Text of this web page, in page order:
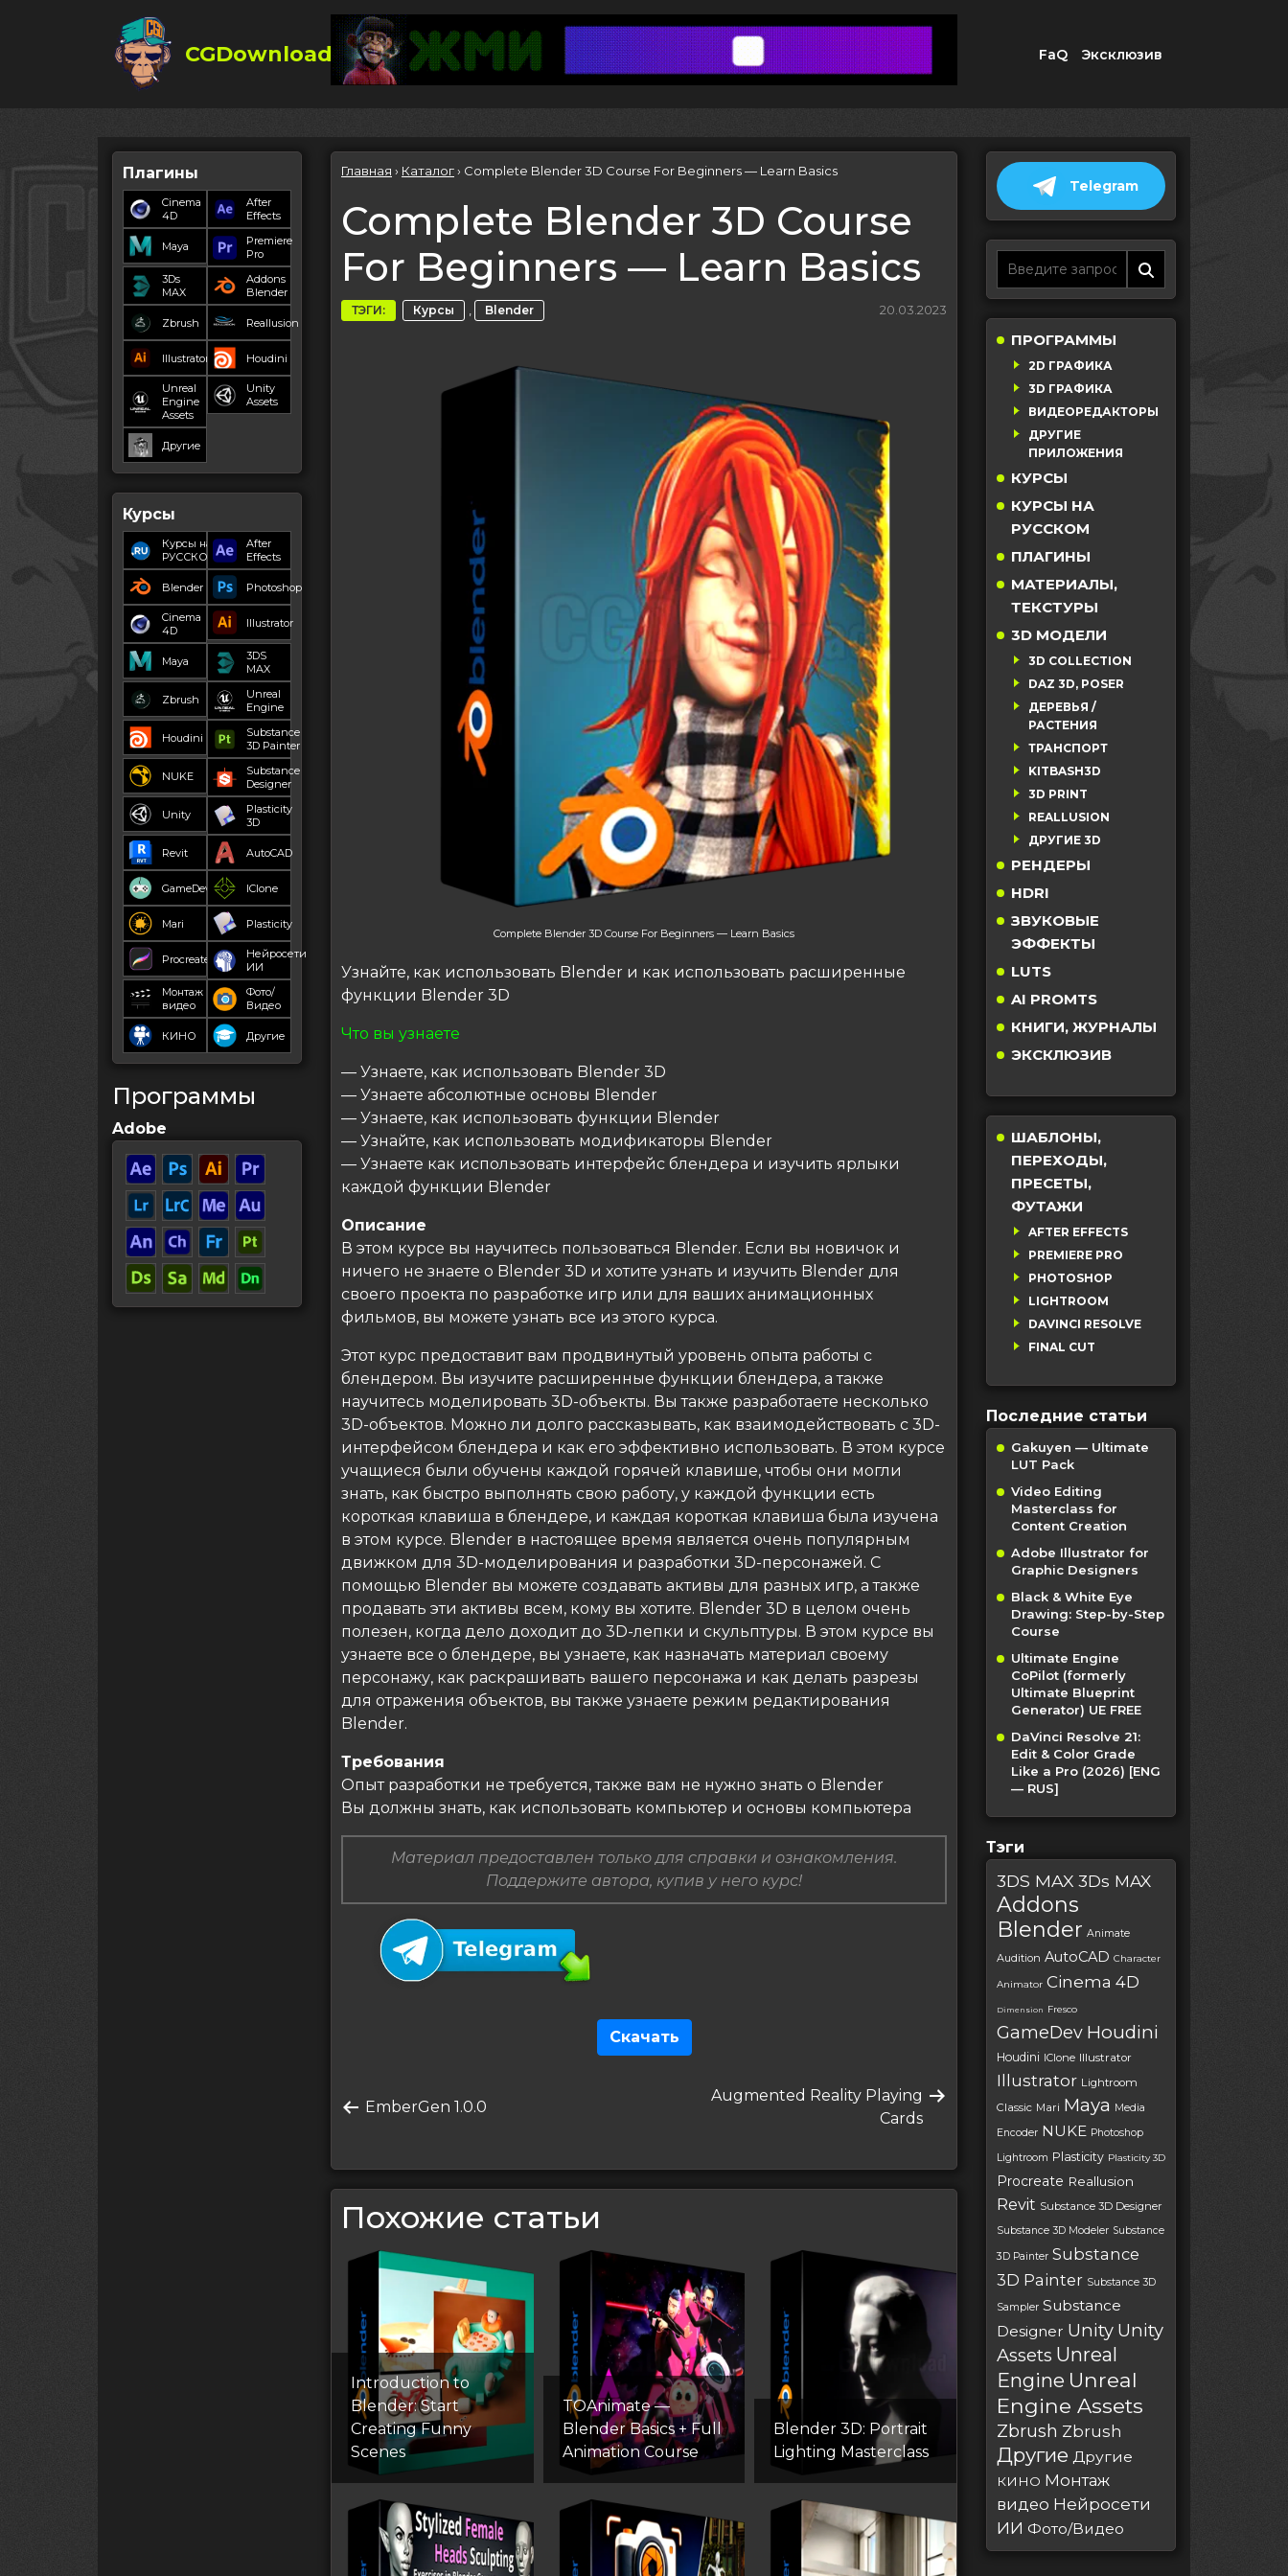
CGDownload FaQ Эксклюзив
Плагины
Cinema
4D
After
Effects
Maya
Premiere
Pro
3Ds
MAX
Addons
Blender
Zbrush Reallusion
Illustrator Houdini
Unreal
Engine
Assets
Unity
Assets
Другие
Курсы
Курсы на
РУССКОМ
After
Effects
Blender Photoshop
Cinema
4D
Illustrator
Maya
3DS
MAX
Zbrush
Unreal
Engine
Houdini
Substance
3D Painter
NUKE
Substance
Designer
Unity
Plasticity
3D
Revit AutoCAD
GameDev IClone
Mari Plasticity
Procreate
Нейросети
ИИ
Монтаж
видео
Фото/
Видео
КИНО Другие
Программы
Adobe
Главная › Каталог› Complete Blender 3D Course For Beginners — Learn Basics
Complete Blender 3D Course
For Beginners — Learn Basics
ТЭГИ: Курсы , Blender 20.03.2023
Complete Blender 3D Course For Beginners — Learn Basics
Узнайте, как использовать Blender и как использовать расширенные
функции Blender 3D
Что вы узнаете
— Узнаете, как использовать Blender 3D
— Узнаете абсолютные основы Blender
— Узнаете, как использовать функции Blender
— Узнайте, как использовать модификаторы Blender
— Узнаете как использовать интерфейс блендера и изучить ярлыки
каждой функции Blender
Описание
В этом курсе вы научитесь пользоваться Blender. Если вы новичок и
ничего не знаете о Blender 3D и хотите узнать и изучить Blender для
своего проекта по разработке игр или для ваших анимационных
фильмов, вы можете узнать все из этого курса.
Этот курс предоставит вам продвинутый уровень опыта работы с
блендером. Вы изучите расширенные функции блендера, а также
научитесь моделировать 3D-объекты. Вы также разработаете несколько
3D-объектов. Можно ли долго рассказывать, как взаимодействовать с 3D-
интерфейсом блендера и как его эффективно использовать. В этом курсе
учащиеся были обучены каждой горячей клавише, чтобы они могли
знать, как быстро выполнять свою работу, у каждой функции есть
короткая клавиша в блендере, и каждая короткая клавиша была изучена
в этом курсе. Blender в настоящее время является очень популярным
движком для 3D-моделирования и разработки 3D-персонажей. С
помощью Blender вы можете создавать активы для разных игр, а также
продавать эти активы всем, кому вы хотите. Blender 3D в целом очень
полезен, когда дело доходит до 3D-лепки и скульптуры. В этом курсе вы
узнаете все о блендере, вы узнаете, как назначать материал своему
персонажу, как раскрашивать вашего персонажа и как делать разрезы
для отражения объектов, вы также узнаете режим редактирования
Blender.
Требования
Опыт разработки не требуется, также вам не нужно знать о Blender
Вы должны знать, как использовать компьютер и основы компьютера
Материал предоставлен только для справки и ознакомления.
Поддержите автора, купив у него курс!
Скачать
поПредыдущая
EmberGen 1.0.0
Следующая
Augmented Reality Playing
Cards
Похожие статьи
Introduction to
Blender: Start
Creating Funny
Scenes
TOAnimate —
Blender Basics + Full
Animation Course
Blender 3D: Portrait
Lighting Masterclass
Telegram
ПРОГРАММЫ
2D ГРАФИКА
3D ГРАФИКА
ВИДЕОРЕДАКТОРЫ
ДРУГИЕ
ПРИЛОЖЕНИЯ
КУРСЫ
КУРСЫ НА
РУССКОМ
ПЛАГИНЫ
МАТЕРИАЛЫ,
ТЕКСТУРЫ
3D МОДЕЛИ
3D COLLECTION
DAZ 3D, POSER
ДЕРЕВЬЯ /
РАСТЕНИЯ
ТРАНСПОРТ
KITBASH3D
3D PRINT
REALLUSION
ДРУГИЕ 3D
РЕНДЕРЫ
HDRI
ЗВУКОВЫЕ
ЭФФЕКТЫ
LUTS
AI PROMTS
КНИГИ, ЖУРНАЛЫ
ЭКСКЛЮЗИВ
ШАБЛОНЫ,
ПЕРЕХОДЫ,
ПРЕСЕТЫ,
ФУТАЖИ
AFTER EFFECTS
PREMIERE PRO
PHOTOSHOP
LIGHTROOM
DAVINCI RESOLVE
FINAL CUT
Последние статьи
Gakuyen — Ultimate
LUT Pack
Video Editing
Masterclass for
Content Creation
Adobe Illustrator for
Graphic Designers
Black & White Eye
Drawing: Step-by-Step
Course
Ultimate Engine
CoPilot (formerly
Ultimate Blueprint
Generator) UE FREE
DaVinci Resolve 21:
Edit & Color Grade
Like a Pro (2026) [ENG
— RUS]
Тэги
3DS MAX 3Ds MAX
Addons
Blender Animate
Audition AutoCAD Character
Animator Cinema 4D
Dimension Fresco
GameDev Houdini
Houdini IClone Illustrator
Illustrator Lightroom
Classic Mari Maya
Media
Encoder NUKE Photoshop
Lightroom Plasticity Plasticity 3D
Procreate Reallusion
Revit Substance 3D Designer
Substance 3D Modeler Substance
3D Painter Substance
3D Painter Substance 3D
Sampler Substance
Designer Unity Unity
Assets Unreal
Engine Unreal
Engine Assets
Zbrush Zbrush
Другие Другие
КИНО Монтаж
видео Нейросети
ИИ Фото/Видео